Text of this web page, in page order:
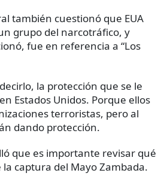
también cuestionó que EUA
grupo del narcotráfico, y
fue en referencia a “Los
la protección que se le
Estados Unidos. Porque ellos
terroristas, pero al
dando protección.
que es importante revisar qué
captura del Mayo Zambada.